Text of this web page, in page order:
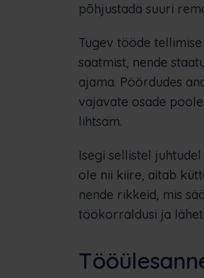
põhjustada suuri
Tugev tööde
saatmist, nende
ajama. Pöördudes
vajavate osade
lihtsam.
Isegi sellistel
ole nii kiire, aitab
nende rikkeid, mis
töökorraldusi ja